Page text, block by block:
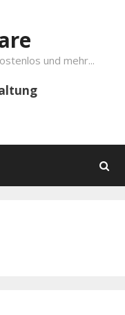
und mehr...
Suchen